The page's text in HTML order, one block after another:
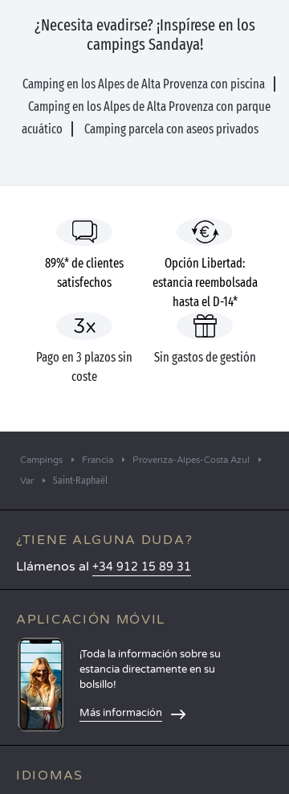
¿Necesita evadirse? ¡Inspírese en los
campings Sandaya!
Camping en los Alpes de Alta Provenza con piscina
Camping en los Alpes de Alta Provenza con parque
acuático
Camping parcela con aseos privados
89%* de clientes
satisfechos
Opción Libertad:
estancia reembolsada
hasta el D-14*
Pago en 3 plazos sin
coste
Sin gastos de gestión
Campings Francia
Provenza-Alpes-Costa Azul
Var
Saint-Raphaël
¿TIENE ALGUNA DUDA?
Llámenos al +34 912 15 89 31
APLICACIÓN MÓVIL
¡Toda la información sobre su
estancia directamente en su
bolsillo!
Más información
IDIOMAS